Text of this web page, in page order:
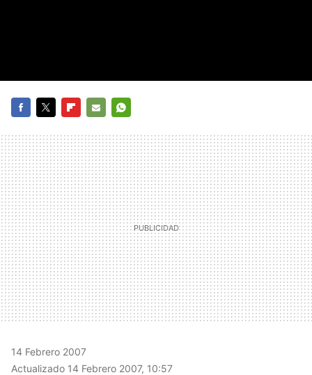
MAIL
14 Febrero 2007
Actualizado 14 Febrero 2007, 10:57